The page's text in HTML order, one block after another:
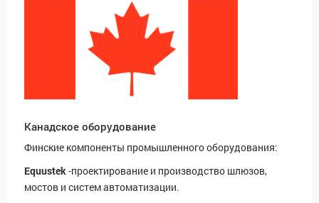
Канадское оборудование
Финские компоненты промышленного оборудования:
Equustek-проектирование и производство шлюзов,
мостов и систем автоматизации.